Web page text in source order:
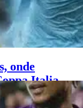
onde
Italia